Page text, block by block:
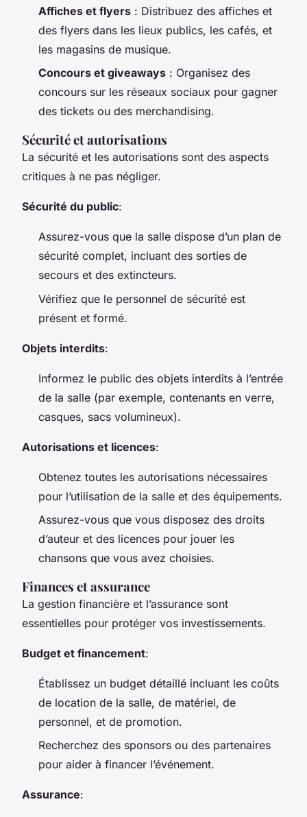
Affiches et flyers : Distribuez des affiches et
des flyers dans les lieux publics, les cafés, et
les magasins de musique.
Concours et giveaways : Organisez des
concours sur les réseaux sociaux pour gagner
des tickets ou des merchandising.
Sécurité et autorisations
La sécurité et les autorisations sont des aspects
critiques à ne pas négliger.
Sécurité du public:
Assurez-vous que la salle dispose d’un plan de
sécurité complet, incluant des sorties de
secours et des extincteurs.
Vérifiez que le personnel de sécurité est
présent et formé.
Objets interdits:
Informez le public des objets interdits à l’entrée
de la salle (par exemple, contenants en verre,
casques, sacs volumineux).
Autorisations et licences:
Obtenez toutes les autorisations nécessaires
pour l’utilisation de la salle et des équipements.
Assurez-vous que vous disposez des droits
d’auteur et des licences pour jouer les
chansons que vous avez choisies.
Finances et assurance
La gestion financière et l’assurance sont
essentielles pour protéger vos investissements.
Budget et financement:
Établissez un budget détaillé incluant les coûts
de location de la salle, de matériel, de
personnel, et de promotion.
Recherchez des sponsors ou des partenaires
pour aider à financer l’événement.
Assurance: